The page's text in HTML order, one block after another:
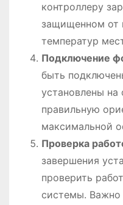
контроллеру
защищенном от
температур
Подключение
быть
установлены на
правильную
максимальной
Проверка
завершения
проверить
системы. Важно